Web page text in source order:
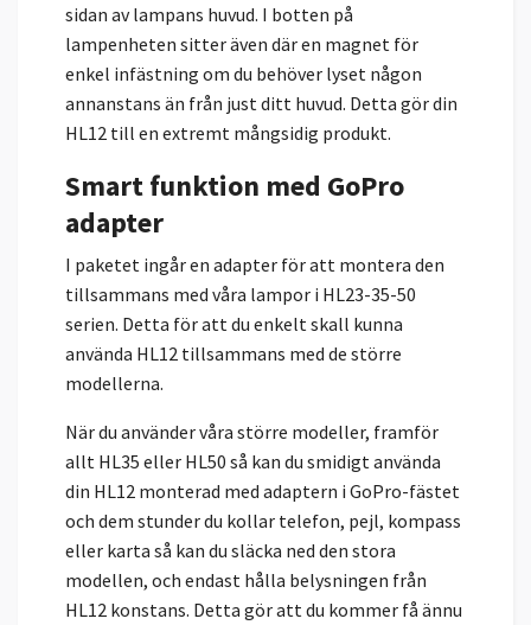
sidan av lampans huvud. I botten på
lampenheten sitter även där en magnet för
enkel infästning om du behöver lyset någon
annanstans än från just ditt huvud. Detta gör din
HL12 till en extremt mångsidig produkt.
Smart funktion med GoPro
adapter
I paketet ingår en adapter för att montera den
tillsammans med våra lampor i HL23-35-50
serien. Detta för att du enkelt skall kunna
använda HL12 tillsammans med de större
modellerna.
När du använder våra större modeller, framför
allt HL35 eller HL50 så kan du smidigt använda
din HL12 monterad med adaptern i GoPro-fästet
och dem stunder du kollar telefon, pejl, kompass
eller karta så kan du släcka ned den stora
modellen, och endast hålla belysningen från
HL12 konstans. Detta gör att du kommer få ännu